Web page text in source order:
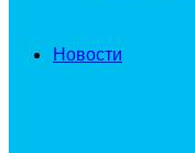
Новости
Шланг «Поток
Армированный